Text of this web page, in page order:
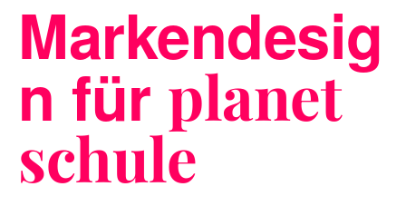
Blog
Nachhaltigkeit
Markendesig
n für planet
schule